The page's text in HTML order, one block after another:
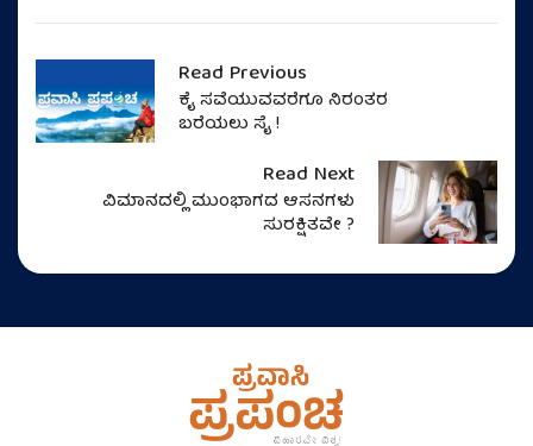
Read Previous
ಕೈ ಸವೆಯುವವರೆಗೂ ನಿರಂತರ
ಬರೆಯಲು ಸೈ !
Read Next
ವಿಮಾನದಲ್ಲಿ ಮುಂಭಾಗದ ಆಸನಗಳು
ಸುರಕ್ಷಿತವೇ ?